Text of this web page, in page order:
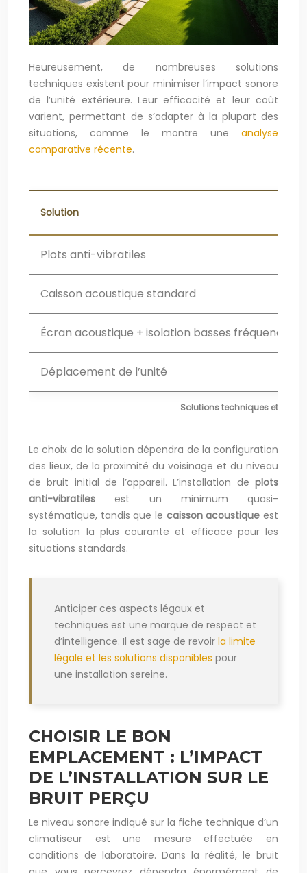
Heureusement, de nombreuses solutions
techniques existent pour minimiser l’impact sonore
de l’unité extérieure. Leur efficacité et leur coût
varient, permettant de s’adapter à la plupart des
situations, comme le montre une analyse
comparative récente.
Solutions techniques et coûts
Solution
Plots anti-vibratiles
Caisson acoustique standard
Écran acoustique + isolation basses fréquences
Déplacement de l’unité
Le choix de la solution dépendra de la configuration
des lieux, de la proximité du voisinage et du niveau
de bruit initial de l’appareil. L’installation de plots
anti-vibratiles est un minimum quasi-
systématique, tandis que le caisson acoustique est
la solution la plus courante et efficace pour les
situations standards.
Anticiper ces aspects légaux et
techniques est une marque de respect et
d’intelligence. Il est sage de revoir la limite
légale et les solutions disponibles pour
une installation sereine.
CHOISIR LE BON
EMPLACEMENT : L’IMPACT
DE L’INSTALLATION SUR LE
BRUIT PERÇU
Le niveau sonore indiqué sur la fiche technique d’un
climatiseur est une mesure effectuée en
conditions de laboratoire. Dans la réalité, le bruit